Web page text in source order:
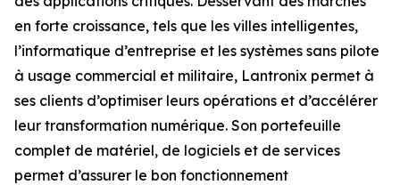
en forte croissance, tels que les villes intelligentes,
l’informatique d’entreprise et les systèmes sans pilote
à usage commercial et militaire, Lantronix permet à
ses clients d’optimiser leurs opérations et d’accélérer
leur transformation numérique. Son portefeuille
complet de matériel, de logiciels et de services
permet d’assurer le bon fonctionnement